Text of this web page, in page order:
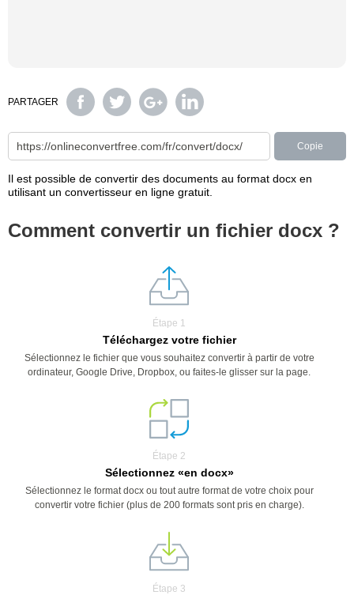
PARTAGER
Copie
Il est possible de convertir des documents au format docx en
utilisant un convertisseur en ligne gratuit.
Comment convertir un fichier docx ?
Étape 1
Téléchargez votre fichier
Sélectionnez le fichier que vous souhaitez convertir à partir de votre
ordinateur, Google Drive, Dropbox, ou faites-le glisser sur la page.
Étape 2
Sélectionnez «en docx»
Sélectionnez le format docx ou tout autre format de votre choix pour
convertir votre fichier (plus de 200 formats sont pris en charge).
Étape 3